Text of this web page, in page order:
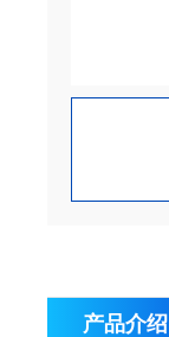
产品介绍